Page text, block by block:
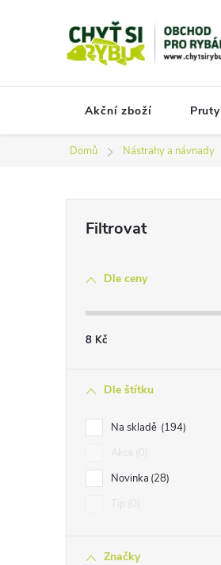
Akční zboží Pruty
Domů Nástrahy a návnady
Dle ceny
8 Kč
Dle štítku
Na skladě 194
Novinka 28
Značky